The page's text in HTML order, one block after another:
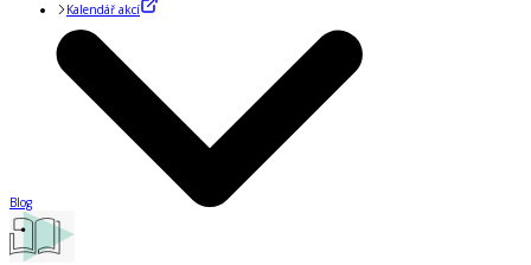
Kalendář akcí
Blog